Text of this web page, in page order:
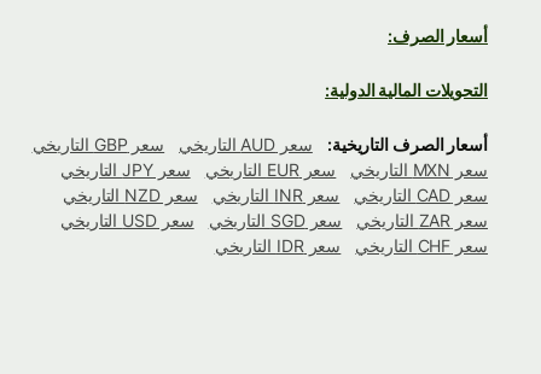
أسعار الصرف:
التحويلات المالية الدولية:
أسعار الصرف التاريخية: سعر AUD التاريخي
سعر GBP التاريخي
سعر MXN التاريخي
سعر EUR التاريخي
سعر JPY التاريخي
سعر CAD التاريخي
سعر INR التاريخي
سعر NZD التاريخي
سعر ZAR التاريخي
سعر SGD التاريخي
سعر USD التاريخي
سعر CHF التاريخي
سعر IDR التاريخي